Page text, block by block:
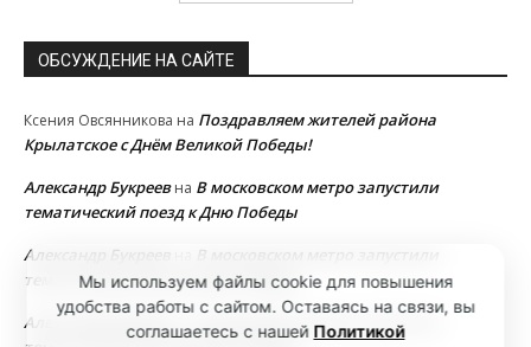
ОБСУЖДЕНИЕ НА САЙТЕ
Ксения Овсянникова на Поздравляем жителей района
Крылатское с Днём Великой Победы!
Александр Букреевна В московском метро запустили
тематический поезд к Дню Победы
Александр Букреев
В московском метро запустили
тематический поезд к Дню Победы
Александр Букреев
В московском метро запустили
Мы используем файлы cookie для повышения
удобства работы с сайтом. Оставаясь на связи, вы
соглашаетесь с нашей Политикой